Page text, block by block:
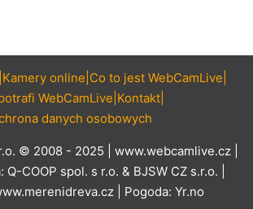
Kamery online Co to jest WebCamLive
WebCamLive Kontakt
danych osobowych
© 2008 - 2025 | www.webcamlive.cz|
Q-COOP spol. s r.o. & BJSW CZ s.r.o.
| Pogoda: Yr.no